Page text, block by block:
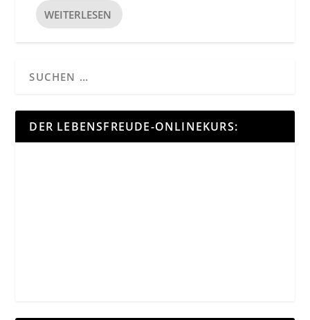
WEITERLESEN
DER LEBENSFREUDE-ONLINEKURS: